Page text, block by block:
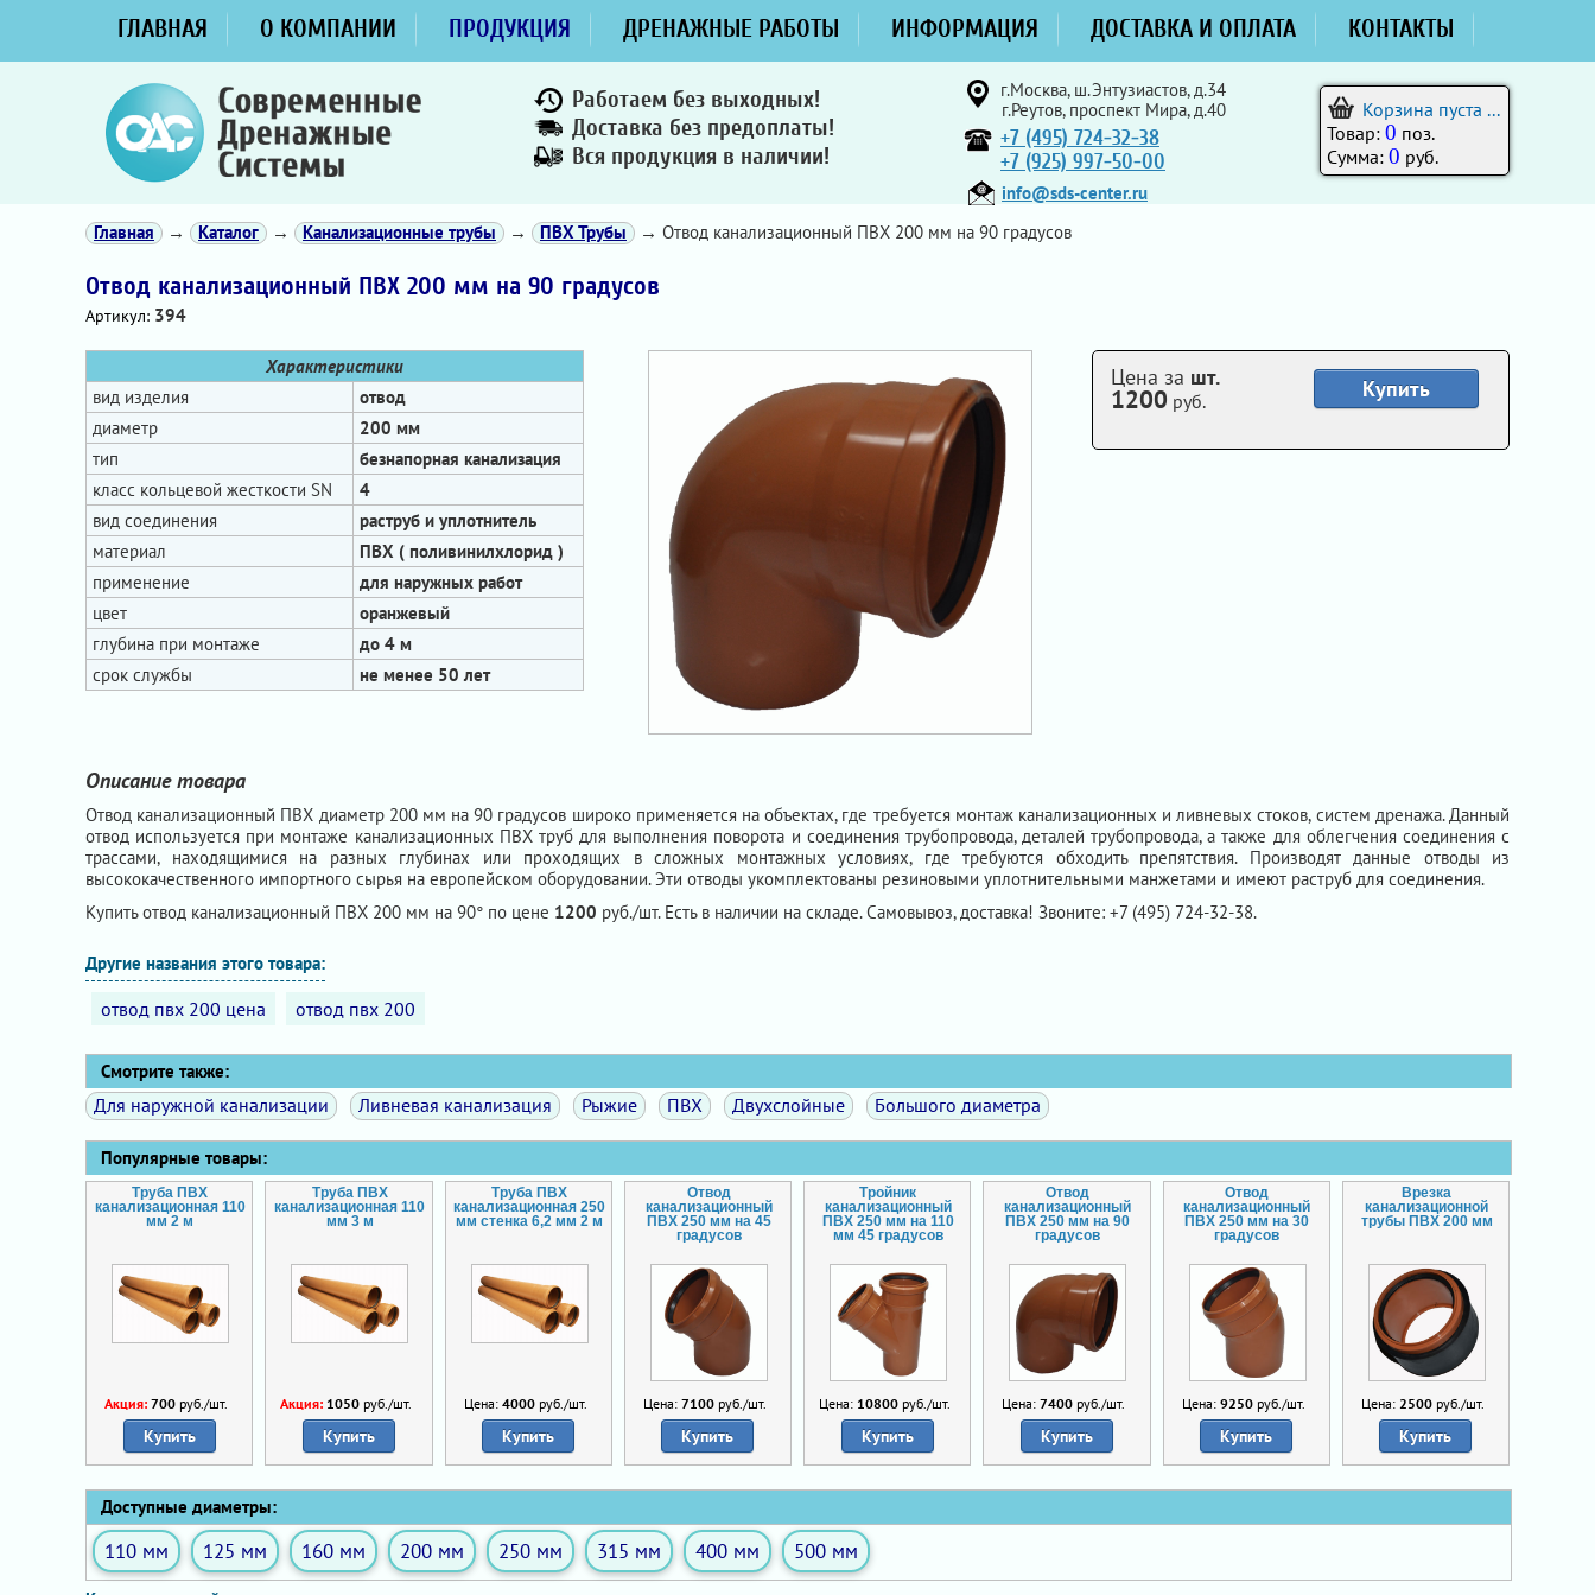
ГЛАВНАЯ О КОМПАНИИ ПРОДУКЦИЯ ДРЕНАЖНЫЕ РАБОТЫ ИНФОРМАЦИЯ ДОСТАВКА И ОПЛАТА КОНТАКТЫ
Работаем без выходных!
Доставка без предоплаты!
Вся продукция в наличии!
г.Москва, ш.Энтузиастов, д.34
г.Реутов, проспект Мира, д.40
+7 (495) 724-32-38
+7 (925) 997-50-00
info@sds-center.ru
Корзина пуста ...
Товар: 0 поз.
Сумма: 0 руб.
Главная → Каталог → Канализационные трубы → ПВХ Трубы → Отвод канализационный ПВХ 200 мм на 90 градусов
Отвод канализационный ПВХ 200 мм на 90 градусов
Артикул: 394
Характеристики
вид изделия
отвод
диаметр
200 мм
тип
безнапорная канализация
класс кольцевой жесткости SN
4
вид соединения
раструб и уплотнитель
материал
ПВХ ( поливинилхлорид )
применение
для наружных работ
цвет
оранжевый
глубина при монтаже
до 4 м
срок службы
не менее 50 лет
Купить
Цена за шт.
1200 руб.
Описание товара
Отвод канализационный ПВХ диаметр 200 мм на 90 градусов широко применяется на объектах, где требуется монтаж канализационных и ливневых стоков, систем дренажа. Данный
отвод используется при монтаже канализационных ПВХ труб для выполнения поворота и соединения трубопровода, деталей трубопровода, а также для облегчения соединения с
трассами, находящимися на разных глубинах или проходящих в сложных монтажных условиях, где требуются обходить препятствия. Производят данные отводы из
высококачественного импортного сырья на европейском оборудовании. Эти отводы укомплектованы резиновыми уплотнительными манжетами и имеют раструб для соединения.
Купить отвод канализационный ПВХ 200 мм на 90° по цене 1200 руб./шт. Есть в наличии на складе. Самовывоз, доставка! Звоните: +7 (495) 724-32-38.
Другие названия этого товара:
отвод пвх 200 цена отвод пвх 200
Смотрите также:
Для наружной канализации Ливневая канализация Рыжие ПВХ Двухслойные Большого диаметра
Популярные товары:
Труба ПВХ
канализационная 110
мм 2 м
Акция:700 руб./шт.
Купить
Труба ПВХ
канализационная 110
мм 3 м
Акция: 1050руб./шт.
Купить
Труба ПВХ
канализационная 250
мм стенка 6,2 мм 2 м
Цена: 4000руб./шт.
Купить
Отвод
канализационный
ПВХ 250 мм на 45
градусов
Цена: 7100руб./шт.
Купить
Тройник
канализационный
ПВХ 250 мм на 110
мм 45 градусов
Цена: 10800руб./шт.
Купить
Отвод
канализационный
ПВХ 250 мм на 90
градусов
Цена:7400 руб./шт.
Купить
Отвод
канализационный
ПВХ 250 мм на 30
градусов
Цена: 9250руб./шт.
Купить
Врезка
канализационной
трубы ПВХ 200 мм
Цена: 2500руб./шт.
Купить
Доступные диаметры:
110 мм 125 мм 160 мм 200 мм 250 мм 315 мм 400 мм 500 мм